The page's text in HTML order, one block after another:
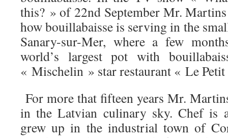
this? » of 22nd September Mr.
how bouillabaisse is serving in the
Sanary-sur-Mer, where a few
world’s largest pot with
« Mischelin » star restaurant « Le
For more that fifteen years Mr.
in the Latvian culinary sky. Chef is
grew up in the industrial town of